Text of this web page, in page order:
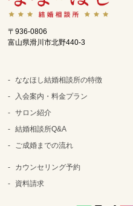
〒936-0806
富山県滑川市北野440-3
ななほし結婚相談所の特徴
入会案内・料金プラン
サロン紹介
結婚相談所Q&A
ご成婚までの流れ
カウンセリング予約
資料請求